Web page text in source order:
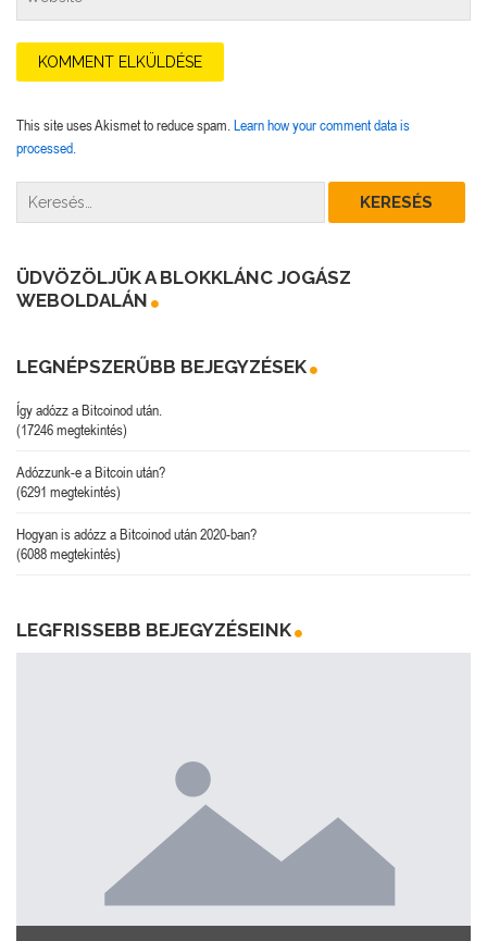
This site uses Akismet to reduce spam. Learn how your comment data is
processed.
ÜDVÖZÖLJÜK A BLOKKLÁNC JOGÁSZ
WEBOLDALÁN
LEGNÉPSZERŰBB BEJEGYZÉSEK
Így adózz a Bitcoinod után.
(17246 megtekintés)
Adózzunk-e a Bitcoin után?
(6291 megtekintés)
Hogyan is adózz a Bitcoinod után 2020-ban?
(6088 megtekintés)
LEGFRISSEBB BEJEGYZÉSEINK